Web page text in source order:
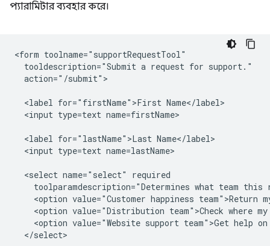
প্যারামিটার ব্যবহার করে।
<form toolname="supportRequestTool"
  tooldescription="Submit a request for support."
  action="/submit">
  <label for="firstName">First Name</label>
  <input type=text name=firstName>
  <label for="lastName">Last Name</label>
  <input type=text name=lastName>
  <select name="select" required
toolparamdescription="Determines what team this
<option value="Customer happiness team">Return
<option value="Distribution team">Check where
<option value="Website support team">Get help
  </select>